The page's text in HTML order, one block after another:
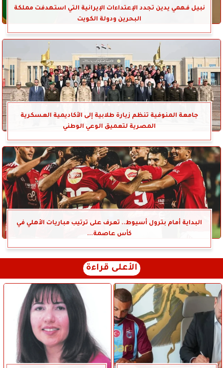
نبيل فهمي يدين تجدد الإعتداءات الإيرانية التي استهدفت مملكة
البحرين ودولة الكويت
جامعة المنوفية تنظم زيارة طلابية إلى الأكاديمية العسكرية
المصرية لتعميق الوعي الوطني
البداية أمام بترول أسيوط.. تعرف على ترتيب مباريات الأهلي في
كأس عاصمة...
الأعلى قراءة